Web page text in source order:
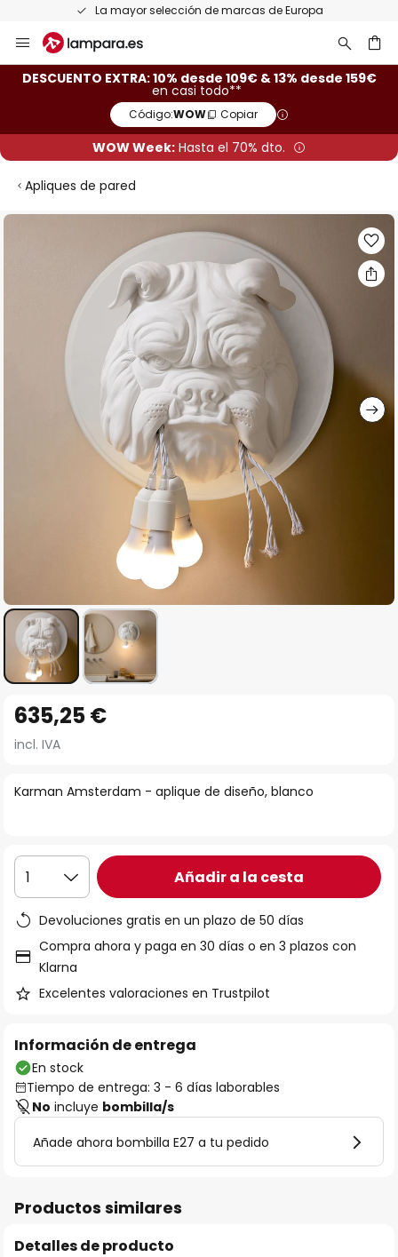
Devoluciones gratis en un plazo de 50 días
al
contenido
DESCUENTO EXTRA: 10% desde 109€ & 13% desde 159€
en casi todo**
Código:WOW Copiar
WOW Week: Hasta el 70% dto.
Apliques de pared
Saltar
imágenes
comienzo
la
imágenes
Karman Amsterdam - aplique de diseño, blanco
635,25 €
incl. IVA
1 Añadir a la cesta
Devoluciones gratis en un plazo de 50 días
Compra ahora y paga en 30 días o en 3 plazos con
Klarna
Excelentes valoraciones en Trustpilot
Información de entrega
En stock
Tiempo de entrega: 3 - 6 días laborables
No incluye bombilla/s
Añade ahora bombilla E27 a tu pedido
Productos similares
Detalles de producto